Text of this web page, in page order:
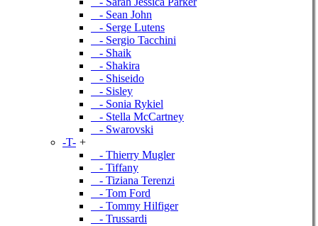
- Sean John
- Serge Lutens
- Sergio Tacchini
- Shaik
- Shakira
- Shiseido
- Sisley
- Sonia Rykiel
- Stella McCartney
- Swarovski
-T- +
- Thierry Mugler
- Tiffany
- Tiziana Terenzi
- Tom Ford
- Tommy Hilfiger
- Trussardi